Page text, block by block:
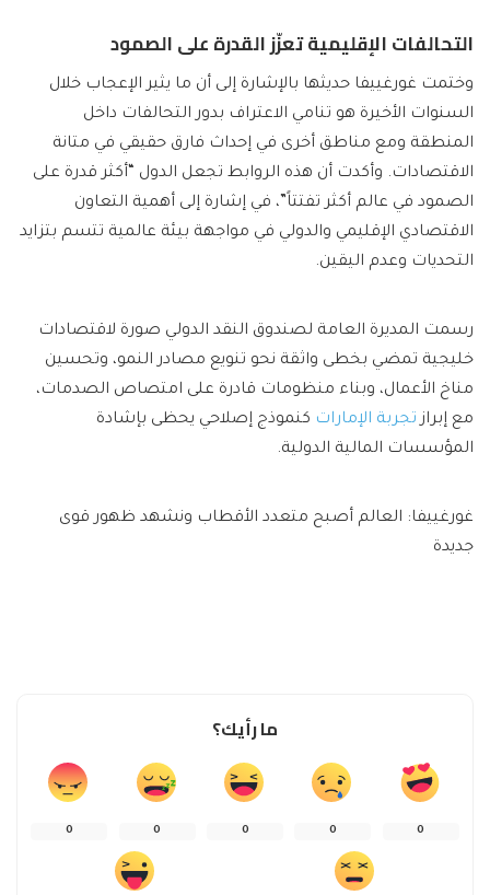
التحالفات الإقليمية تعزّز القدرة على الصمود
وختمت غورغييفا حديثها بالإشارة إلى أن ما يثير الإعجاب خلال
السنوات الأخيرة هو تنامي الاعتراف بدور التحالفات داخل
المنطقة ومع مناطق أخرى في إحداث فارق حقيقي في متانة
الاقتصادات. وأكدت أن هذه الروابط تجعل الدول “أكثر قدرة على
الصمود في عالم أكثر تفتتاً”، في إشارة إلى أهمية التعاون
الاقتصادي الإقليمي والدولي في مواجهة بيئة عالمية تتسم بتزايد
التحديات وعدم اليقين.
رسمت المديرة العامة لصندوق النقد الدولي صورة لاقتصادات
خليجية تمضي بخطى واثقة نحو تنويع مصادر النمو، وتحسين
مناخ الأعمال، وبناء منظومات قادرة على امتصاص الصدمات،
مع إبرازتجربة الإمارات كنموذج إصلاحي يحظى بإشادة
المؤسسات المالية الدولية.
غورغييفا: العالم أصبح متعدد الأقطاب ونشهد ظهور قوى
جديدة
ما رأيك؟
0
0
0
0
0